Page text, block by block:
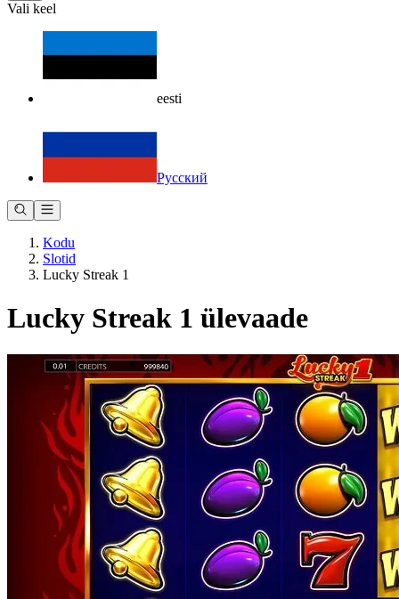
Vali keel
eesti
Русский
Kodu
Slotid
Lucky Streak 1
Lucky Streak 1 ülevaade